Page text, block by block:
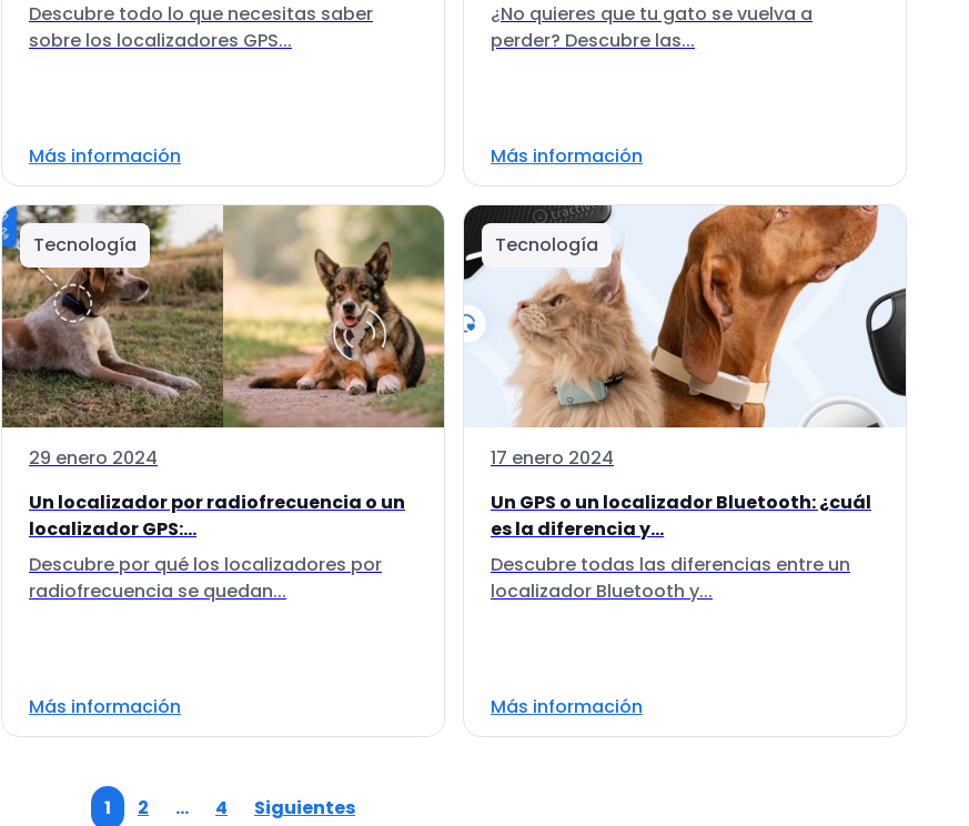
Descubre todo lo que necesitas saber
sobre los localizadores GPS...
Más información
¿No quieres que tu gato se vuelva a
perder? Descubre las...
Más información
Tecnología
29 enero 2024
Un localizador por radiofrecuencia o un
localizador GPS:...
Descubre por qué los localizadores por
radiofrecuencia se quedan...
Más información
Tecnología
17 enero 2024
Un GPS o un localizador Bluetooth: ¿cuál
es la diferencia y...
Descubre todas las diferencias entre un
localizador Bluetooth y...
Más información
1 2 … 4 Siguientes